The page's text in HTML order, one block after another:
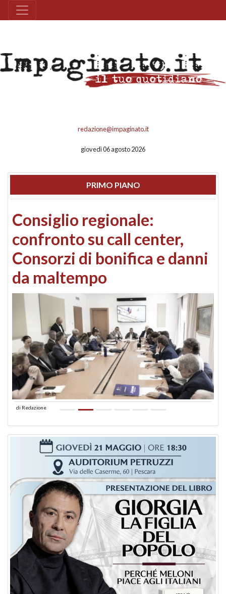
redazione@impaginato.it
giovedì 06 agosto 2026
PRIMO PIANO
Consiglio regionale:
confronto su call center,
Consorzi di bonifica e danni
da maltempo
di Redazione